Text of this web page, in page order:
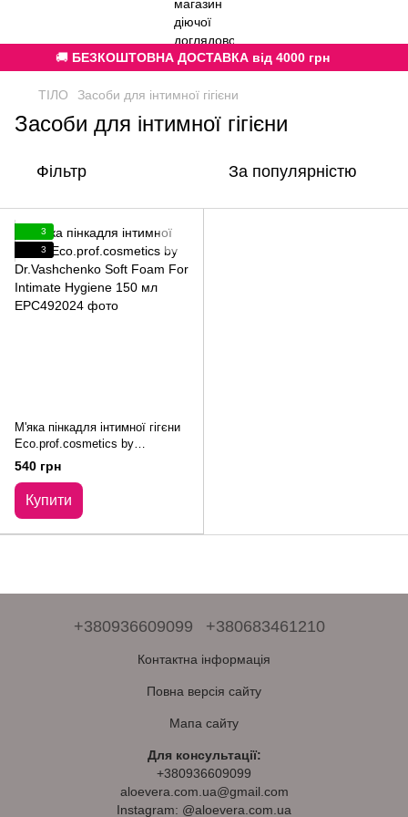
🚚 БЕЗКОШТОВНА ДОСТАВКА від 4000 грн
ТІЛО Засоби для інтимної гігієни
Засоби для інтимної гігієни
Фільтр За популярністю
3
3
М'яка пінкадля інтимної гігєни
Eco.prof.cosmetics by
Dr.Vashchenko Soft Foam For
Intimate Hygiene 150 мл
540 грн
Купити
+380936609099 +380683461210
Контактна інформація
Повна версія сайту
Мапа сайту
Для консультації:
+380936609099
aloevera.com.ua@gmail.com
Instagram: @aloevera.com.ua